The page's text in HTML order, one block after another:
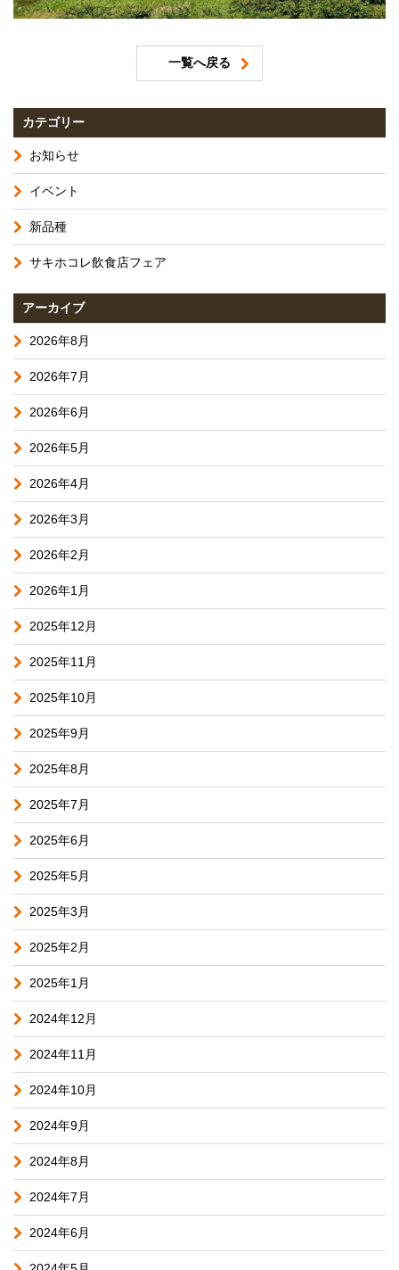
一覧へ戻る
カテゴリー
お知らせ
イベント
新品種
サキホコレ飲食店フェア
アーカイブ
2026年8月
2026年7月
2026年6月
2026年5月
2026年4月
2026年3月
2026年2月
2026年1月
2025年12月
2025年11月
2025年10月
2025年9月
2025年8月
2025年7月
2025年6月
2025年5月
2025年3月
2025年2月
2025年1月
2024年12月
2024年11月
2024年10月
2024年9月
2024年8月
2024年7月
2024年6月